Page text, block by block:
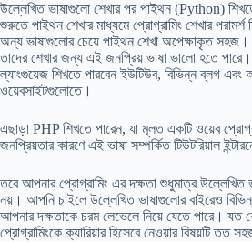
উল্লেখিত ভাষাগুলো শেখার পর পাইথন (Python)
শুরুতে পাইথন শেখার মাধ্যমে প্রোগ্রামিং শেখার
অন্য ভাষাগুলোর চেয়ে পাইথন শেখা অপেক্ষাকৃত সহজ।
তাদের শেখার জন্য এই জনপ্রিয় ভাষা ভালো হতে
ল্যাংগুয়েজ শিখতে পারবেন ইউটিউব, বিভিন্ন ব্লগ এবং
ওয়েবসাইটগুলোতে।
এছাড়া PHP শিখতে পারেন, যা মূলত একটি ওয়েব
জনপ্রিয়তার কারণে এই ভাষা সম্পর্কিত টিউটরিয়াল
তবে আপনার প্রোগ্রামিং এর দক্ষতা শুধুমাত্র উল্লেখিত
নয়। আপনি চাইলে উল্লেখিত ভাষাগুলোর বাইরেও
আপনার দক্ষতাকে চরম লেভেলে নিয়ে যেতে পারে। যত
প্রোগ্রামিংকে ক্যারিয়ার হিসেবে নেওয়ার বিষয়টি তত